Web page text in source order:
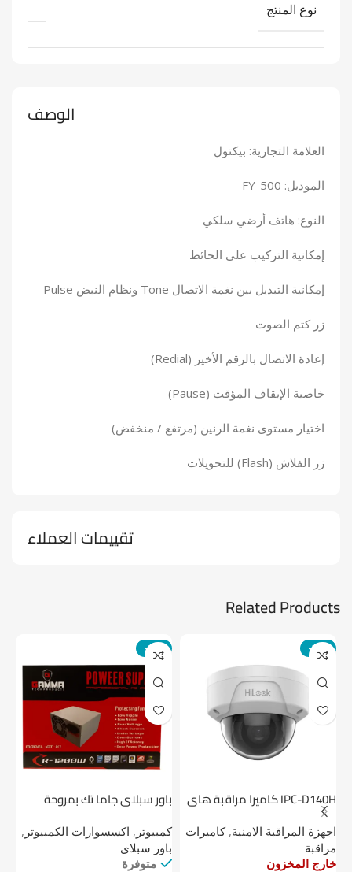
الوصف
العلامة التجارية: بيكتول
الموديل: FY-500
النوع: هاتف أرضي سلكي
إمكانية التركيب على الحائط
إمكانية التبديل بين نغمة الاتصال Tone ونظام النبض Pulse
زر كتم الصوت
إعادة الاتصال بالرقم الأخير (Redial)
خاصية الإيقاف المؤقت (Pause)
اختيار مستوى نغمة الرنين (مرتفع / منخفض)
زر الفلاش (Flash) للتحويلات
نوع المنتج
تقييمات العملاء
Related Products
-24%
IPC-D140H كاميرا مراقبة هاى
لوك داخلية 4 ميجا
اجهزة المراقبة الامنية,كاميرات
مراقبة
خارج المخزون
-14%
باور سبلاي جاما تك بمروحة
كمبيوتر , اكسسوارات الكمبيوتر ,
باور سبلاى
متوفرة